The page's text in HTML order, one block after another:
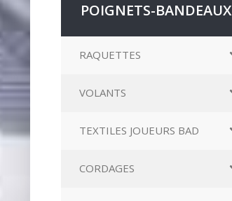
POIGNETS-BANDEAUX
RAQUETTES
VOLANTS
TEXTILES JOUEURS BAD
CORDAGES